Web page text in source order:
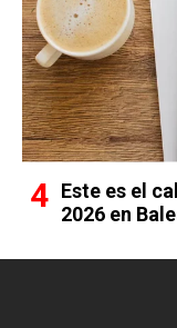
Este es el
2026 en